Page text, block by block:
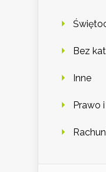
Bez
Inne
Prawo